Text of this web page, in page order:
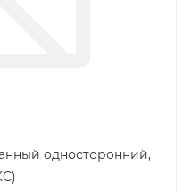
односторонний,